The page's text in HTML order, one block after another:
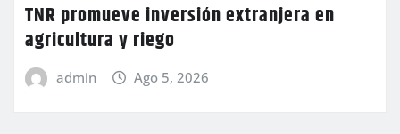
TNR promueve inversión extranjera en
agricultura y riego
admin Ago 5, 2026